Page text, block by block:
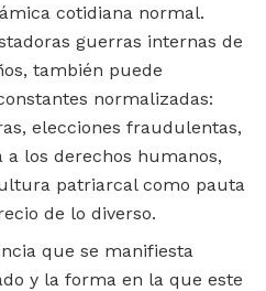
cotidiana normal.
guerras internas de
también puede
normalizadas:
elecciones fraudulentas,
a los derechos humanos,
patriarcal como pauta
de lo diverso.
que se manifiesta
y la forma en la que este